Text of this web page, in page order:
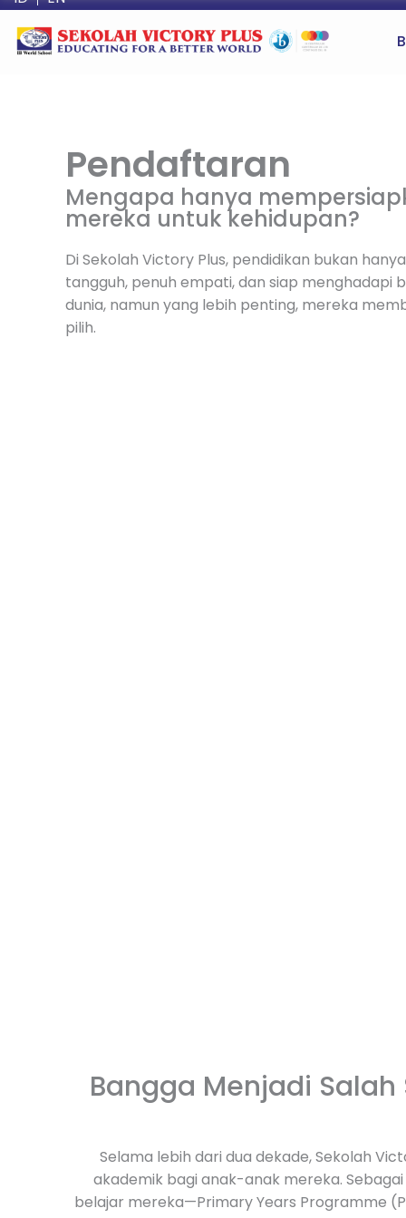
Lewati
konten
Pendaftaran
Mengapa hanya
mereka untuk kehidupan?
Di Sekolah Victory Plus, pendidikan bukan
tangguh, penuh empati, dan siap menghadapi
dunia, namun yang lebih penting, mereka
pilih.
Bangga Menjadi
Selama lebih dari dua dekade, Sekolah
akademik bagi anak-anak mereka.
belajar mereka—Primary Years Programme